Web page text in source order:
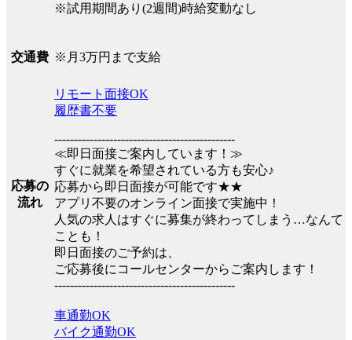
※試用期間あり(2週間)時給変動なし
交通費 ※月3万円まで支給
応募の
流れ
リモート面接OK
履歴書不要
----------------------------------------------
≪即日面接ご案内しています！≫
すぐに就業を希望されている方も安心♪
応募から即日面接が可能です★★
アプリ不要のオンライン面接で実施中！
人気の求人はすぐに募集が終わってしまう…なんて
ことも！
即日面接のご予約は、
ご応募後にコールセンターからご案内します！
----------------------------------------------
車通勤OK
バイク通勤OK